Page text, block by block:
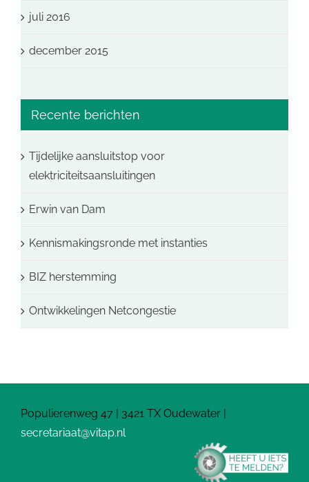
juli 2016
december 2015
Recente berichten
Tijdelijke aansluitstop voor
elektriciteitsaansluitingen
Erwin van Dam
Kennismakingsronde met instanties
BIZ herstemming
Ontwikkelingen Netcongestie
Populierenweg 47 | 3421 TX Oudewater |
secretariaat@vitap.nl